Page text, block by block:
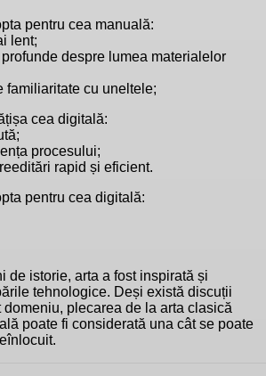
pentru cea manuală:
lent;
despre lumea materialelor
familiaritate cu uneltele;
cea digitală:
procesului;
rapid și eficient.
pentru cea digitală:
de istorie, arta a fost inspirată și
tehnologice. Deși există discuții
plecarea de la arta clasică
poate fi considerată una cât se poate